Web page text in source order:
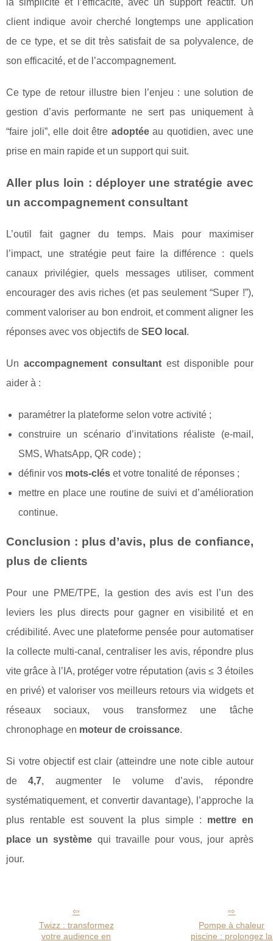
la simplicité et l’efficacité, avec un support réactif. Un
client indique avoir cherché longtemps une application
de ce type, et se dit très satisfait de sa polyvalence, de
son efficacité, et de l’accompagnement.
Ce type de retour illustre bien l’enjeu : une solution de
gestion d’avis performante ne sert pas uniquement à
“faire joli”, elle doit être adoptéeau quotidien, avec une
prise en main rapide et un support qui suit.
Aller plus loin : déployer une stratégie avec
un accompagnement consultant
L’outil fait gagner du temps. Mais pour maximiser
l’impact, une stratégie peut faire la différence : quels
canaux privilégier, quels messages utiliser, comment
encourager des avis riches (et pas seulement “Super !”),
comment valoriser au bon endroit, et comment aligner les
réponses avec vos objectifs de SEO local .
Un accompagnement consultantest disponible pour
aider à :
paramétrer la plateforme selon votre activité ;
construire un scénario d’invitations réaliste (e-mail,
SMS, WhatsApp, QR code) ;
définir vos mots-clés et votre tonalité de réponses ;
mettre en place une routine de suivi et d’amélioration
continue.
Conclusion : plus d’avis, plus de confiance,
plus de clients
Pour une PME/TPE, la gestion des avis est l’un des
leviers les plus directs pour gagner en visibilité et en
crédibilité. Avec une plateforme pensée pour automatiser
la collecte multi-canal, centraliser les avis, répondre plus
vite grâce à l’IA, protéger votre réputation (avis ≤ 3 étoiles
en privé) et valoriser vos meilleurs retours via widgets et
réseaux sociaux, vous transformez une tâche
chronophage en moteur de croissance.
Si votre objectif est clair (atteindre une note cible autour
de4,7, augmenter le volume d’avis, répondre
systématiquement, et convertir davantage), l’approche la
plus rentable est souvent la plus simple : mettre en
place un système qui travaille pour vous, jour après
jour.
Twizz : transformez
votre audience en
Pompe à chaleur
piscine : prolongez la